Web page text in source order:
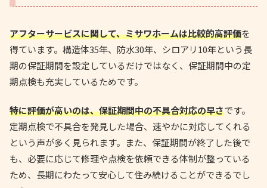
アフターサービスに関して、ミサワホームは比較的高評価を
得ています。構造体35年、防水30年、シロアリ10年という長
期の保証期間を設定しているだけではなく、保証期間中の定
期点検も充実しているためです。
特に評価が高いのは、保証期間中の不具合対応の早さです。
定期点検で不具合を発見した場合、速やかに対応してくれる
という声が多く見られます。また、保証期間が終了した後で
も、必要に応じて修理や点検を依頼できる体制が整っている
ため、長期にわたって安心して住み続けることができるでし